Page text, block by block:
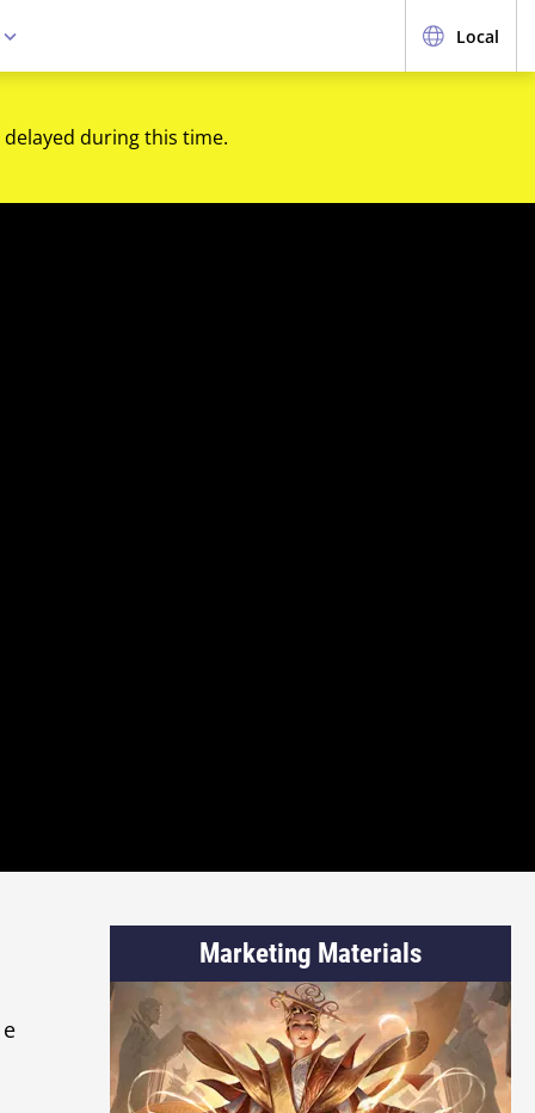
Local
during this time.
Marketing Materials